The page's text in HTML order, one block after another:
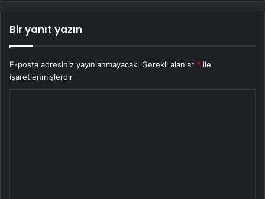
Bir yanıt yazın
E-posta adresiniz yayınlanmayacak. Gerekli alanlar * ile
işaretlenmişlerdir